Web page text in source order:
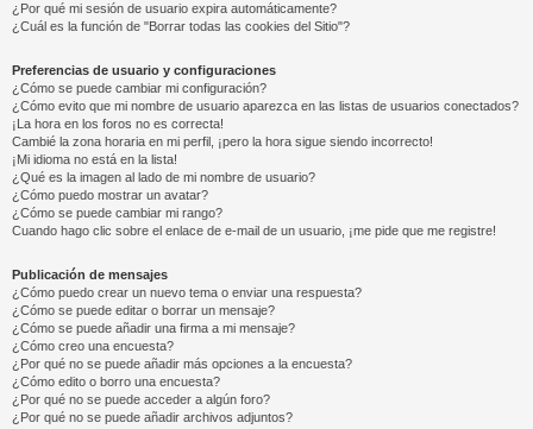
¿Por qué mi sesión de usuario expira automáticamente?
¿Cuál es la función de "Borrar todas las cookies del Sitio"?
Preferencias de usuario y configuraciones
¿Cómo se puede cambiar mi configuración?
¿Cómo evito que mi nombre de usuario aparezca en las listas de usuarios conectados?
¡La hora en los foros no es correcta!
Cambié la zona horaria en mi perfil, ¡pero la hora sigue siendo incorrecto!
¡Mi idioma no está en la lista!
¿Qué es la imagen al lado de mi nombre de usuario?
¿Cómo puedo mostrar un avatar?
¿Cómo se puede cambiar mi rango?
Cuando hago clic sobre el enlace de e-mail de un usuario, ¡me pide que me registre!
Publicación de mensajes
¿Cómo puedo crear un nuevo tema o enviar una respuesta?
¿Cómo se puede editar o borrar un mensaje?
¿Cómo se puede añadir una firma a mi mensaje?
¿Cómo creo una encuesta?
¿Por qué no se puede añadir más opciones a la encuesta?
¿Cómo edito o borro una encuesta?
¿Por qué no se puede acceder a algún foro?
¿Por qué no se puede añadir archivos adjuntos?